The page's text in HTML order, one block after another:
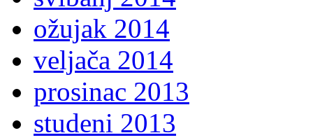
ožujak 2014
veljača 2014
prosinac 2013
studeni 2013